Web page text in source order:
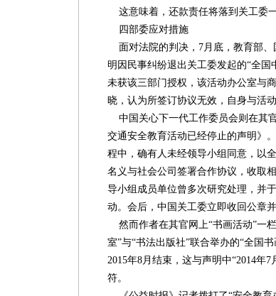
这意味着，还款责任将落到关工委一
四部委应对措施
面对法院的判决，7月底，教育部、
明因民事纠纷退出关工委发起的“全
未获该三部门授权，该活动办公室与
晓，认为所签订协议无效，自身与活动
中国关心下一代工作委员会则在其
交通安全教育活动已经停止的声明》
程中，确有人未经领导小组同意，以
名义与社会公司签署合作协议，收取
导小组成员单位曾多次研究处理，并
动。会后，中国关工委立即收回公章
然而作者在其官网上“书画活动”一
室”与“书法出版社”联合举办的“全国
2015年8月结束，这与声明中“2014年
符。